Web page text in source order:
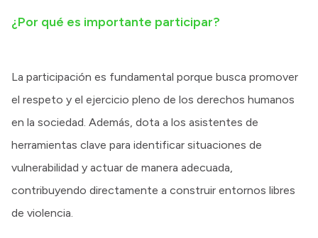
¿Por qué es importante participar?
La participación es fundamental porque busca promover
el respeto y el ejercicio pleno de los derechos humanos
en la sociedad. Además, dota a los asistentes de
herramientas clave para identificar situaciones de
vulnerabilidad y actuar de manera adecuada,
contribuyendo directamente a construir entornos libres
de violencia.